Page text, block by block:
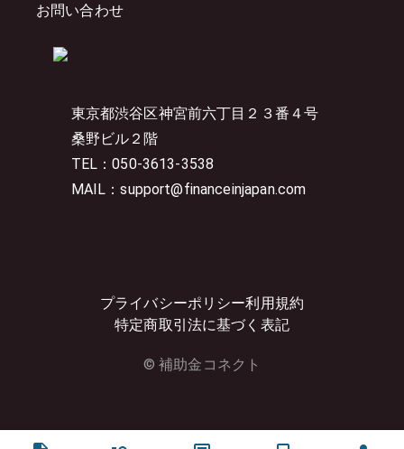
東京都渋谷区神宮前六丁目２３番４号
桑野ビル２階
TEL：050-3613-3538
MAIL：support@financeinjapan.com
プライバシーポリシー利用規約
特定商取引法に基づく表記
© 補助金コネクト
お問い合わせ